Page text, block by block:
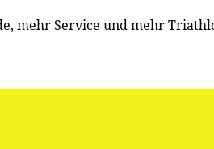
mehr Service und mehr